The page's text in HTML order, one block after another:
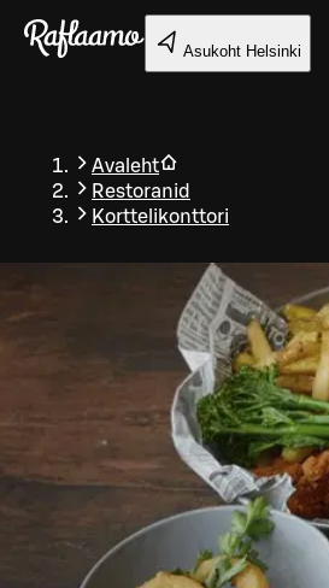
Liigu peamise sisu juurde
Asukoht Helsinki
Avaleht
Restoranid
Korttelikonttori